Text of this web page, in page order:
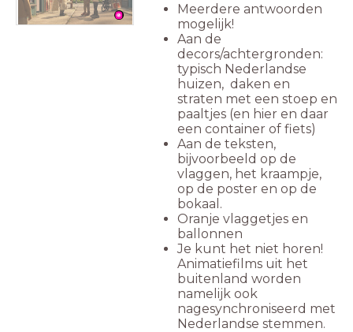
Meerdere antwoorden
mogelijk!
Aan de
decors/achtergronden:
typisch Nederlandse
huizen, daken en
straten met een stoep en
paaltjes (en hier en daar
een container of fiets)
Aan de teksten,
bijvoorbeeld op de
vlaggen, het kraampje,
op de poster en op de
bokaal.
Oranje vlaggetjes en
ballonnen
Je kunt het niet horen!
Animatiefilms uit het
buitenland worden
namelijk ook
nagesynchroniseerd met
Nederlandse stemmen.